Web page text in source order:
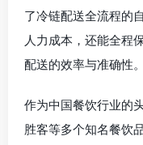
了冷链配送全流程的
人力成本，还能全程
配送的效率与准确性。
作为中国餐饮行业的
胜客等多个知名餐饮